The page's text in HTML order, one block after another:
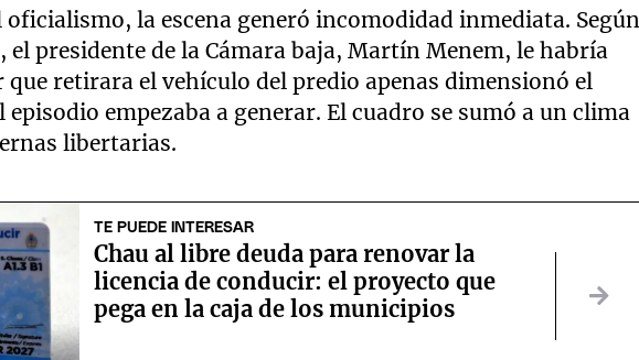
oficialismo, la escena generó incomodidad inmediata. Según
presidente de la Cámara baja, Martín Menem, le habría
retirara el vehículo del predio apenas dimensionó el
empezaba a generar. El cuadro se sumó a un clima
libertarias.
TE PUEDE INTERESAR
Chau al libre deuda para renovar la
licencia de conducir: el proyecto que
pega en la caja de los municipios